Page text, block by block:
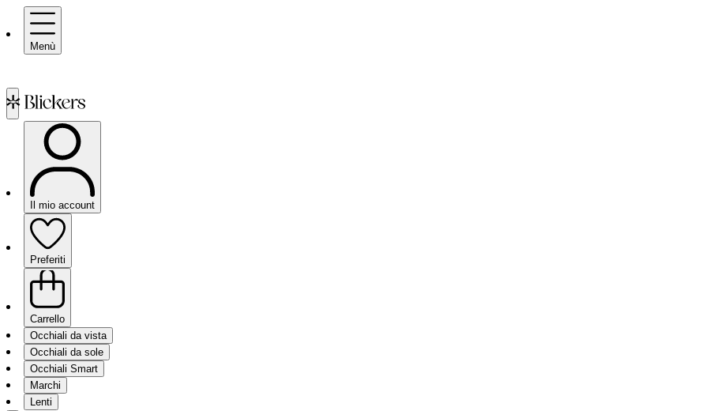
Menù
Il mio account
Preferiti
Carrello
Occhiali da vista
Occhiali da sole
Occhiali Smart
Marchi
Lenti